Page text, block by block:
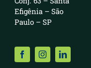
Efigênia – São
Paulo – SP